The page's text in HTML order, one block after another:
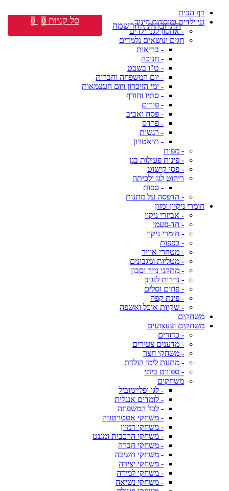
דף הבית
גני ילדים ומוסדות חינוך
- אחסון לגני ילדים
חגים ונושאים נלמדים
- בריאות
- חנוכה
- ט"ו בשבט
- יום המשפחה וחברות
- ימי הזיכרון ויום העצמאות
- סתיו וחורף
- פורים
- פסח ואביב
- פרדס
- רגשות
- תיאטרון
- מפות
- פינות פעילות בגן
- פסי קישוט
ריהוט לגן ולכיתה
- ספות
- הדפסה על מתנות
חומרי ניקיון ומזון
- אביזרי ניקוי
- חד-פעמי
- חומרי ניקוי
- כפפות
- מטהרי אוויר
- מטליות ומגבונים
- מתקני נייר וסבון
- ניירות לנגוב
- פחים וסלים
- פינת קפה
- שקיות אוכל ואשפה
משחקים
משחקים וצעצועים
- כדורים
- מדענים צעירים
- משחקי חצר
- מתנות לימי הולדת
- ספורט ביתי
משחקים
- לגו ופליימוביל
- לומדים אנגלית
- לכל המשפחה
- משחקי אסטרטגיה
- משחקי דמיון
- משחקי הרכבות ומגנט
- משחקי חברה
- משחקי חשיבה
- משחקי יצירה
- משחקי למידה
- משחקי נשיאה
התחברות \ הרשמה סל קניות 0
0